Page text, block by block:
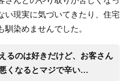
い現実に気づいてきたり、住宅
染めませんでした。
るのは好きだけど、お客さん
くなるとマジで辛い…